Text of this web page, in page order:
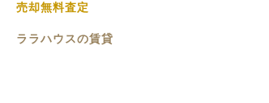
売却無料査定
ララハウスの賃貸